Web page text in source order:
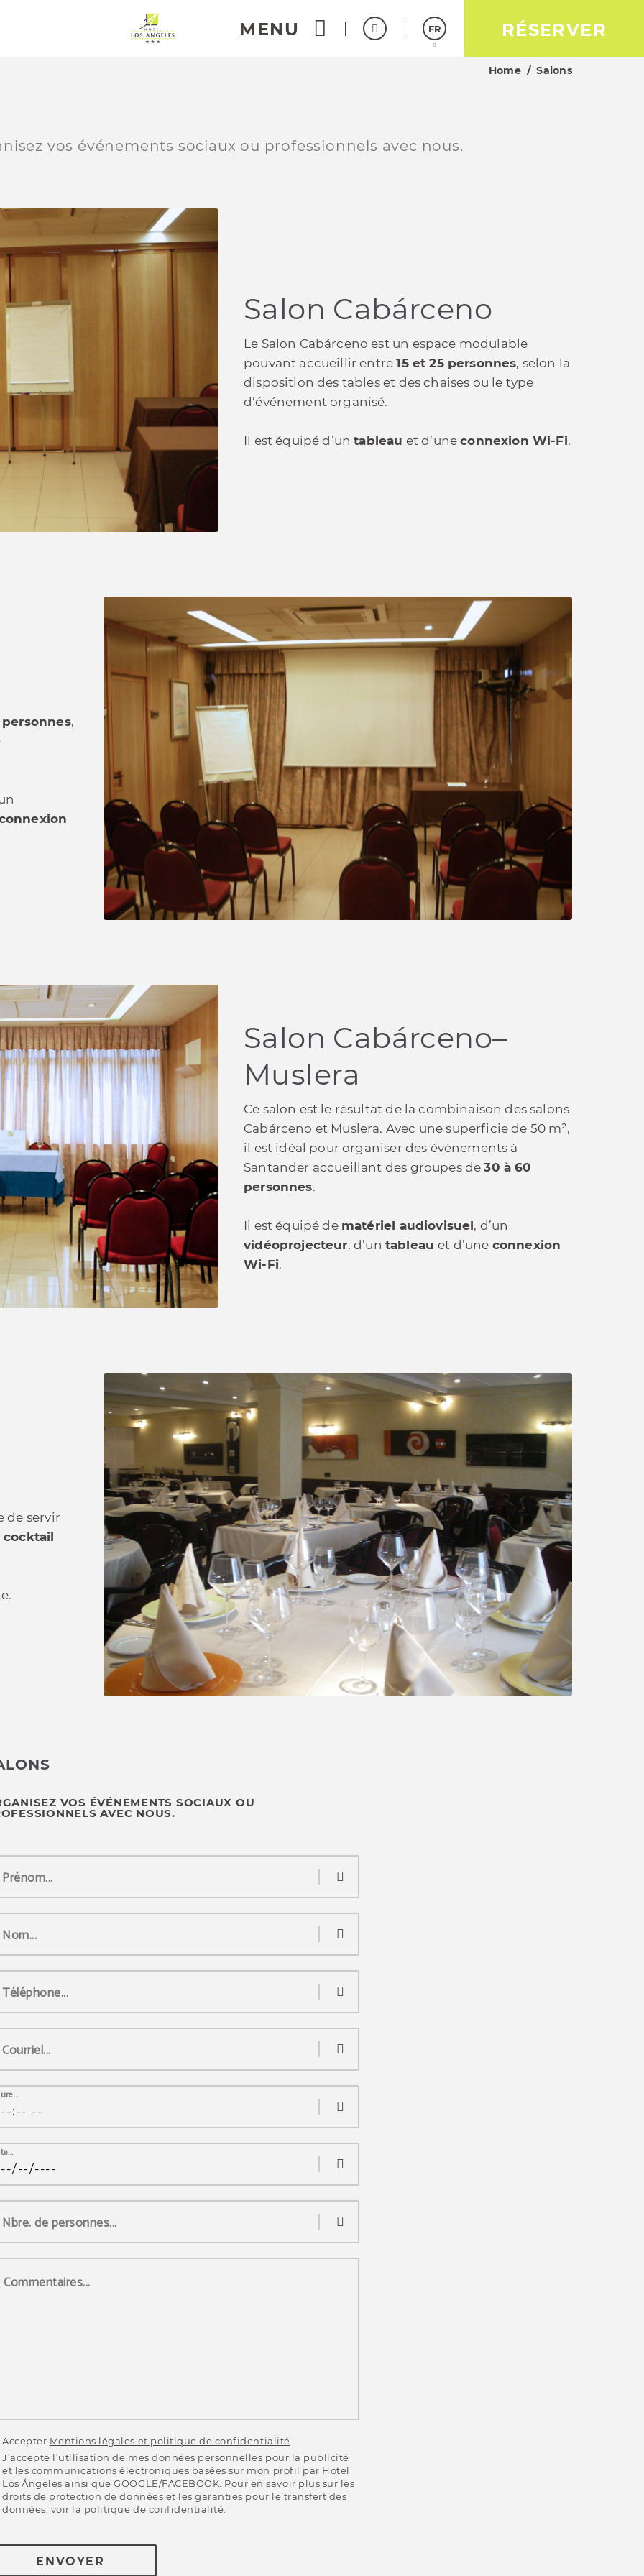
MENU FR RÉSERVER
Home Salons
vos événements sociaux ou professionnels avec nous.
Salon Cabárceno
Le Salon Cabárceno est un espace modulable
pouvant accueillir entre15 et 25 personnes, selon la
disposition des tables et des chaises ou le type
d’événement organisé.
Il est équipé d’untableau et d’uneconnexion Wi-Fi.
personnes,
Salon Cabárceno–
Muslera
Ce salon est le résultat de la combinaison des salons
Cabárceno et Muslera. Avec une superficie de 50 m²,
il est idéal pour organiser des événements à
Santander accueillant des groupes de30 à 60
personnes.
Il est équipé de matériel audiovisuel, d’un
vidéoprojecteur, d’un tableauet d’une connexion
Wi-Fi.
de servir
cocktail
VOS ÉVÉNEMENTS SOCIAUX OU
AVEC NOUS.
Prénom...
Nom...
Téléphone...
Courriel...
Nbre. de personnes...
Commentaires...
Accepter Mentions légales et politique de confidentialité
J’accepte l’utilisation de mes données personnelles pour la publicité
et les communications électroniques basées sur mon profil par Hotel
Los Ángeles ainsi que GOOGLE/FACEBOOK. Pour en savoir plus sur les
droits de protection de données et les garanties pour le transfert des
données, voir la politique de confidentialité.
ENVOYER